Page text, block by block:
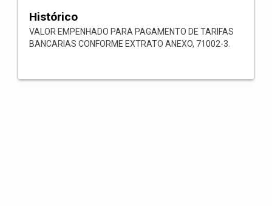
Histórico
VALOR EMPENHADO PARA PAGAMENTO DE TARIFAS
BANCARIAS CONFORME EXTRATO ANEXO, 71002-3.